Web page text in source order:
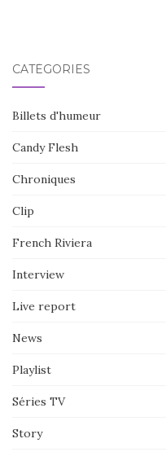
CATÉGORIES
Billets d'humeur
Candy Flesh
Chroniques
Clip
French Riviera
Interview
Live report
News
Playlist
Séries TV
Story